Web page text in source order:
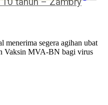
segera agihan ubat
Vaksin MVA-BN bagi virus